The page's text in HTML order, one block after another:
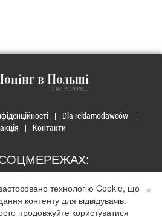
в Польщі
і не тільки...
Dla reklamodawców
Контакти
×
технологію Cookie, що
контенту для відвідувачів.
продовжуйте користуватися